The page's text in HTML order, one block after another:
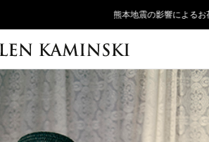
熊本地震の影響によるお荷物のお届